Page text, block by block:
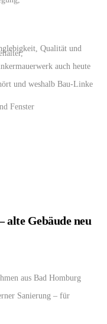
Qualität und
auch heute
und weshalb Bau-Linke
alte Gebäude neu
aus Bad Homburg
Sanierung – für